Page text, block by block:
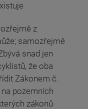
z
samozřejmě
snad jen
že oba
Zákonem č.
pozemních
zákonů